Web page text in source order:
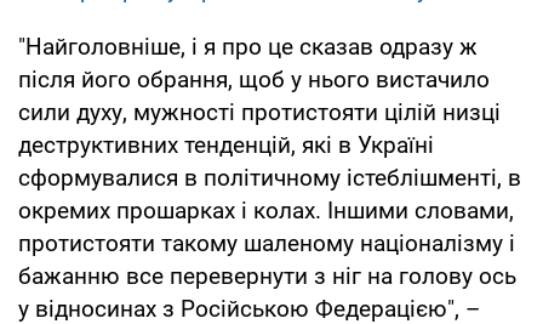
"Найголовніше, і я про це сказав одразу ж
після його обрання, щоб у нього вистачило
сили духу, мужності протистояти цілій низці
деструктивних тенденцій, які в Україні
сформувалися в політичному істеблішменті, в
окремих прошарках і колах. Іншими словами,
протистояти такому шаленому націоналізму і
бажанню все перевернути з ніг на голову ось
у відносинах з Російською Федерацією", –